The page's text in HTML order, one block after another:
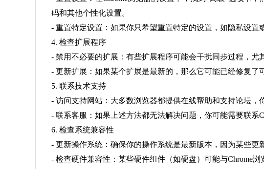
码和其他个性化设置。
- 重置特定设置：如果你只希望重置特定的设置，如隐私设置
4. 检查扩展程序
- 禁用不必要的扩展：有些扩展程序可能会干扰同步过程，尤
- 更新扩展：如果某个扩展是最新的，那么它可能已经修复了
5. 联系技术支持
- 访问支持网站：大多数浏览器都提供在线帮助和支持论坛，
- 联系客服：如果上述方法都无法解决问题，你可能需要联系
6. 检查系统兼容性
- 更新操作系统：确保你的操作系统是最新版本，因为某些更
- 检查硬件兼容性：某些硬件组件（如硬盘）可能与Chrome